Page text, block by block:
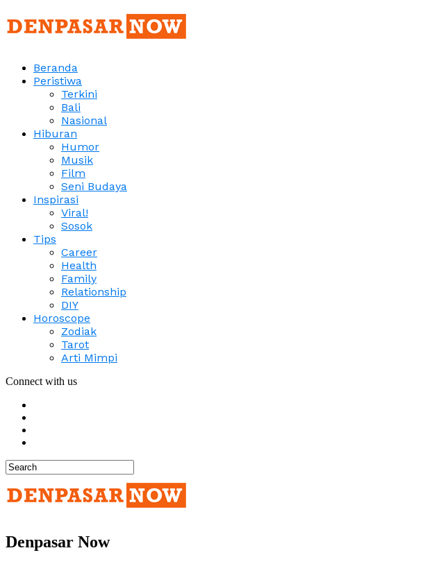
Beranda
Peristiwa
Terkini
Bali
Nasional
Hiburan
Humor
Musik
Film
Seni Budaya
Inspirasi
Viral!
Sosok
Tips
Career
Health
Family
Relationship
DIY
Horoscope
Zodiak
Tarot
Arti Mimpi
Connect with us
Denpasar Now